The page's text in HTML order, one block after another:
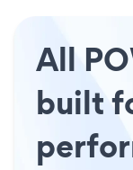
All
built